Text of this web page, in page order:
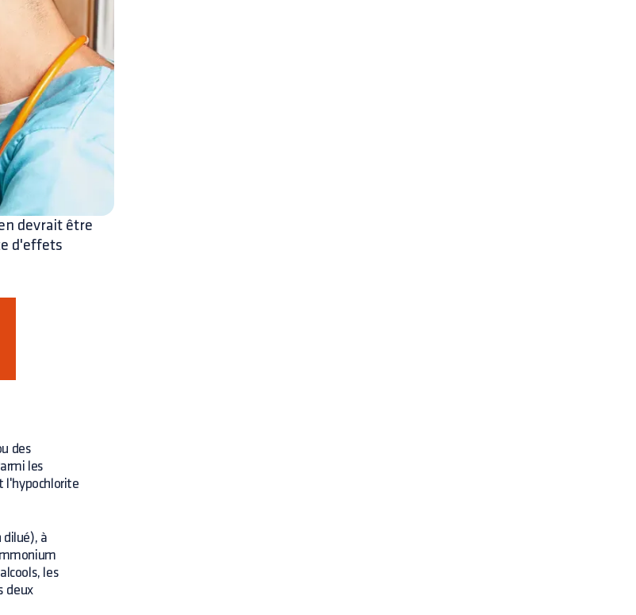
devrait être
d'effets
des
les
l'hypochlorite
dilué), à
les
deux